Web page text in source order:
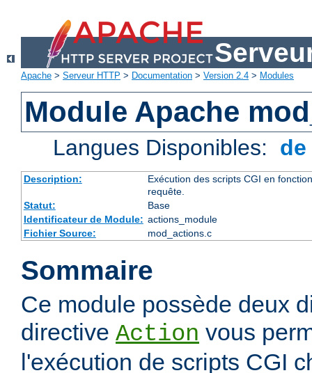
Apache > Serveur HTTP > Documentation > Version 2.4 > Modules
Module Apache
Langues Disponibles:
Description:
Exécution des scripts CGI en
requête.
Statut:
Base
Identificateur de Module: actions_module
Fichier Source:
mod_actions.c
Sommaire
Ce module possède deux
directive Action vous
l'exécution de scripts CGI